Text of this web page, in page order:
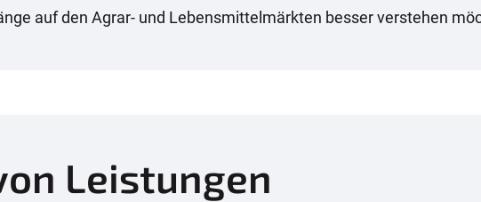
auf den Agrar- und Lebensmittelmärkten besser verstehen
Leistungen